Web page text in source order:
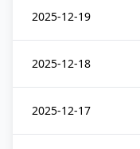
2025-12-19
2025-12-18
2025-12-17